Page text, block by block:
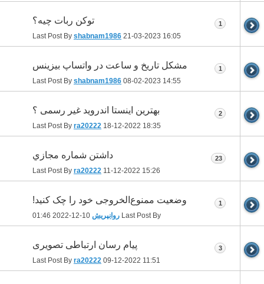
توکن ربات چیه؟
Last Post By shabnam1986 21-03-2023 16:05
1
مشکل تاریخ و ساعت در واتساپ بیزینس
Last Post By shabnam1986 08-02-2023 14:55
1
بهترین اینستا اندروید غیر رسمی ؟
Last Post By ra20222 18-12-2022 18:35
2
داشتن شماره مجازي
Last Post By ra20222 11-12-2022 15:26
23
وضعیت ممنوع‌الخروجی خود را چک کنید!
Last Post By روانپریش 01:46
1
پیام رسان ارتباطی تصویری
Last Post By ra20222 09-12-2022 11:51
3